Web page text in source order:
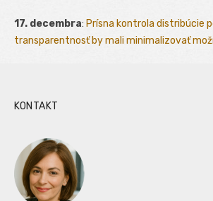
17. decembra: Prísna kontrola distribúcie
transparentnosť by mali minimalizovať
KONTAKT